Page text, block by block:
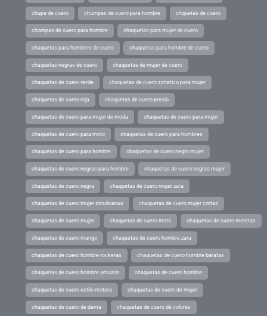
chupa de cuero chumpas de cuero para hombre chquetas de cuero
chompas de cuero para hombre chaquetas para mujer de cuero
chaquetas para hombres de cuero chaquetas para hombre de cuero
chaquetas negras de cuero chaquetas de mujer de cuero
chaquetas de cuero verde chaquetas de cuero sintetico para mujer
chaquetas de cuero roja chaquetas de cuero precio
chaquetas de cuero para mujer de moda chaquetas de cuero para mujer
chaquetas de cuero para moto chaquetas de cuero para hombres
chaquetas de cuero para hombre chaquetas de cuero negro mujer
chaquetas de cuero negras para hombre chaquetas de cuero negras mujer
chaquetas de cuero negra chaquetas de cuero mujer zara
chaquetas de cuero mujer stradivarius chaquetas de cuero mujer cortas
chaquetas de cuero mujer chaquetas de cuero moto chaquetas de cuero moteras
chaquetas de cuero mango chaquetas de cuero hombre zara
chaquetas de cuero hombre rockeras chaquetas de cuero hombre baratas
chaquetas de cuero hombre amazon chaquetas de cuero hombre
chaquetas de cuero estilo motero chaquetas de cuero de mujer
chaquetas de cuero de dama chaquetas de cuero de colores